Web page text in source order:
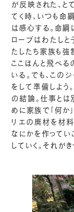
が反映された、と
てく時、いつも命
は感心する。命綱
ロープはわたし
たしたち家族も強
ここほんと飛べる
いる。でも、この
をして準備しよう
の結論。仕事とは
めに家族で「何か
リエの廃材を材
なにかを作ってい
していく。それが